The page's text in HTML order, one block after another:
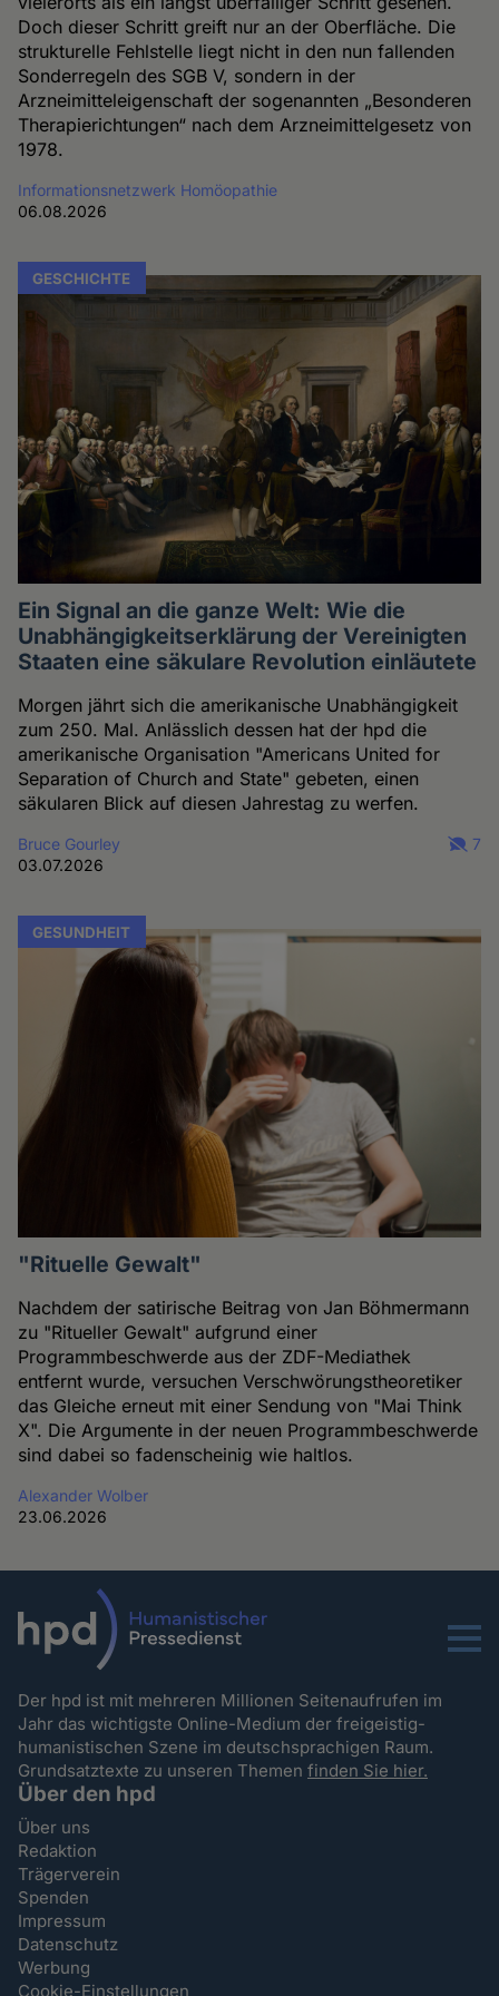
Doch dieser Schritt greift nur an der Oberfläche. Die
strukturelle Fehlstelle liegt nicht in den nun fallenden
Sonderregeln des SGB V, sondern in der
Arzneimitteleigenschaft der sogenannten „Besonderen
Therapierichtungen“ nach dem Arzneimittelgesetz von
1978.
Informationsnetzwerk Homöopathie
06.08.2026
GESCHICHTE
Ein Signal an die ganze Welt: Wie die
Unabhängigkeitserklärung der Vereinigten
Staaten eine säkulare Revolution einläutete
Morgen jährt sich die amerikanische Unabhängigkeit
zum 250. Mal. Anlässlich dessen hat der hpd die
amerikanische Organisation "Americans United for
Separation of Church and State" gebeten, einen
säkularen Blick auf diesen Jahrestag zu werfen.
Bruce Gourley
03.07.2026
7
GESUNDHEIT
"Rituelle Gewalt"
Nachdem der satirische Beitrag von Jan Böhmermann
zu "Ritueller Gewalt" aufgrund einer
Programmbeschwerde aus der ZDF-Mediathek
entfernt wurde, versuchen Verschwörungstheoretiker
das Gleiche erneut mit einer Sendung von "Mai Think
X". Die Argumente in der neuen Programmbeschwerde
sind dabei so fadenscheinig wie haltlos.
Alexander Wolber
23.06.2026
Menu
Der hpd ist mit mehreren Millionen Seitenaufrufen im
Jahr das wichtigste Online-Medium der freigeistig-
humanistischen Szene im deutschsprachigen Raum.
Grundsatztexte zu unseren Themenfinden Sie hier.
Über den hpd
Über uns
Redaktion
Trägerverein
Spenden
Impressum
Datenschutz
Werbung
Cookie-Einstellungen